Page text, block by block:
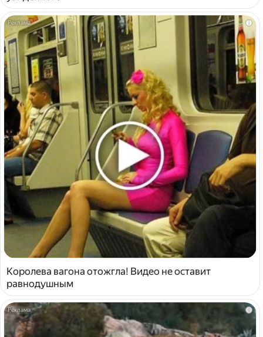
i
Королева вагона отожгла! Видео не оставит
равнодушным
i